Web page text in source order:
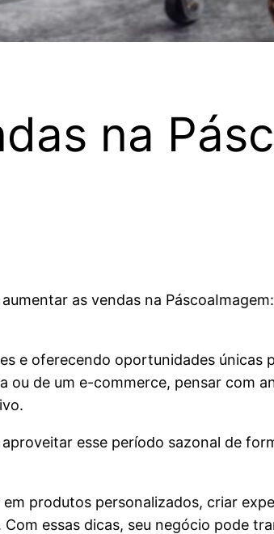
na
e oferecendo oportunidades únicas
ou de um e-commerce, pensar com
esse período sazonal de
produtos personalizados, criar
essas dicas, seu negócio pode